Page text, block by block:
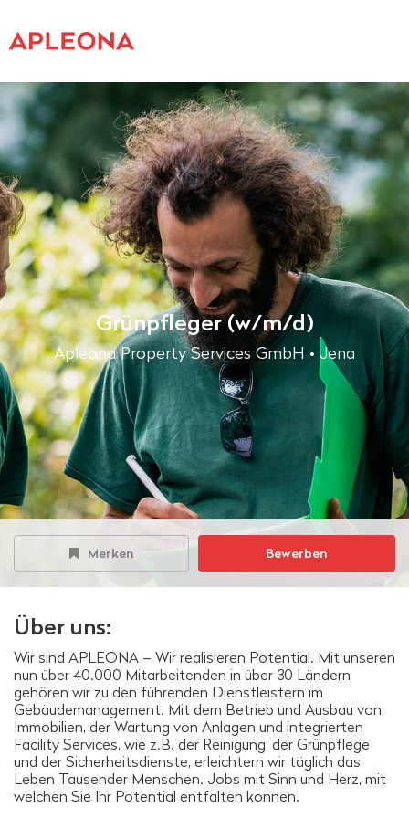
Grünpfleger (w/m/d)
Apleona Property Services GmbH • Jena
Merken Bewerben
Über uns:
Wir sind APLEONA – Wir realisieren Potential. Mit unseren
nun über 40.000 Mitarbeitenden in über 30 Ländern
gehören wir zu den führenden Dienstleistern im
Gebäudemanagement. Mit dem Betrieb und Ausbau von
Immobilien, der Wartung von Anlagen und integrierten
Facility Services, wie z.B. der Reinigung, der Grünpflege
und der Sicherheitsdienste, erleichtern wir täglich das
Leben Tausender Menschen. Jobs mit Sinn und Herz, mit
welchen Sie Ihr Potential entfalten können.